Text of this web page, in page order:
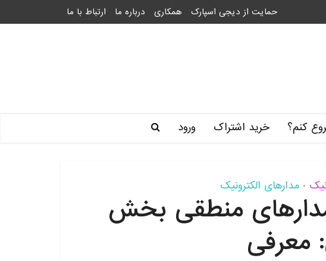
حمایت از دیجی اسپارک همکاری درباره ما ارتباط با ما
کنم؟ خرید اشتراک ورود
• مدارهای الکترونیک
منطقی بخش
معرفی